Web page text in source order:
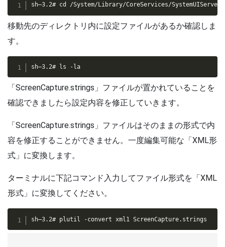
sh–3.2# cd /System/Library/CoreServices/
移動先のディレクトリ内に設定ファイルがあるか確認しま
す。
sh–3.2# ls -la
「ScreenCapture.strings」ファイルが置かれていることを
確認できましたら設定内容を修正していきます。
「ScreenCapture.strings」ファイルはそのままの形式で内
容を修正することができません。一度編集可能な「XML形
式」に変換します。
ターミナルに下記コマンド入力してファイル形式を「XML
形式」に変換してください。
sh–3.2# plutil -convert xml1 ScreenCapture.strings